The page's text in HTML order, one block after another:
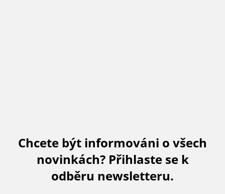
Chcete být informováni o všech
novinkách? Přihlaste se k
odběru newsletteru.